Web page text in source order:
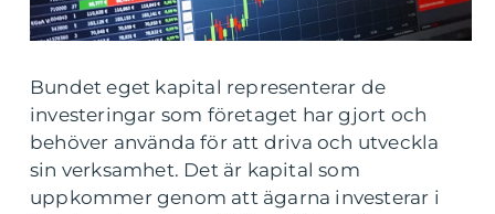
Bundet eget kapital representerar de
investeringar som företaget har gjort och
behöver använda för att driva och utveckla
sin verksamhet. Det är kapital som
uppkommer genom att ägarna investerar i